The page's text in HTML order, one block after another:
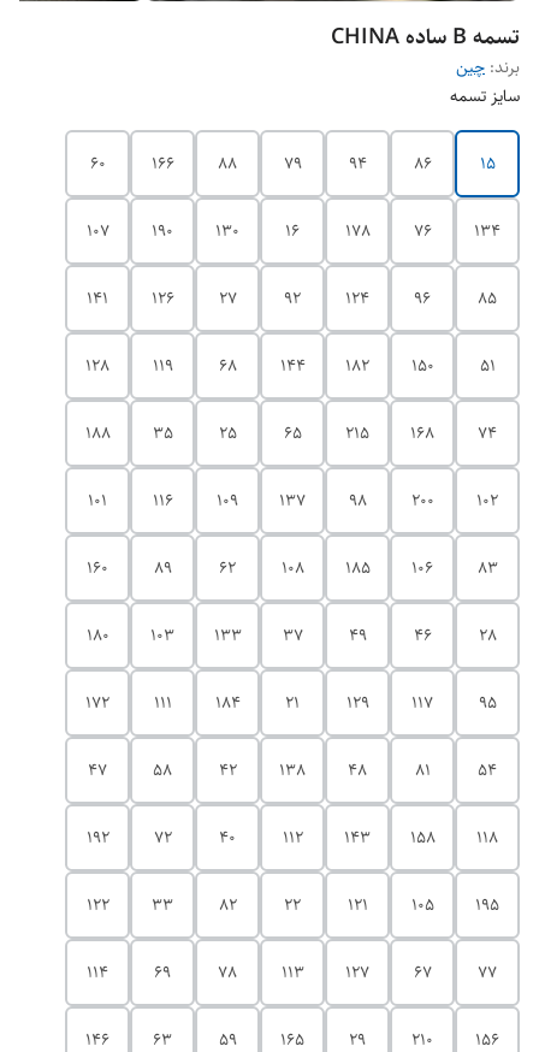
تسمه B ساده CHINA
برند: چین
سایز تسمه
15
86
94
79
88
166
60
134
76
178
16
130
190
107
85
96
124
92
27
126
141
51
150
182
144
68
119
128
74
168
215
65
25
35
188
102
200
98
137
109
116
101
83
106
185
108
62
89
160
28
46
49
37
133
103
180
95
117
129
21
184
111
172
54
81
48
138
42
58
47
118
158
143
112
40
72
192
195
105
121
22
82
33
122
77
67
127
113
78
69
114
156
210
29
165
59
63
146